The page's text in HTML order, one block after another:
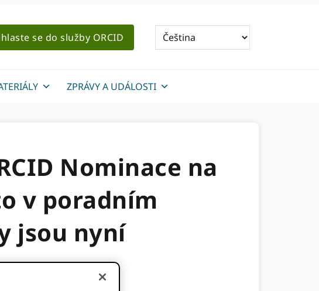
se do služby ORCID
ZPRÁVY A UDÁLOSTI
Nominace na
v poradním
jsou nyní